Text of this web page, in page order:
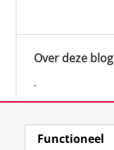
Over deze blog
.
Functioneel